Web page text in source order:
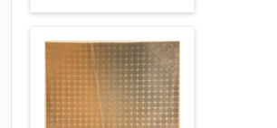
ご要望などがございましたらご入力
【任意】